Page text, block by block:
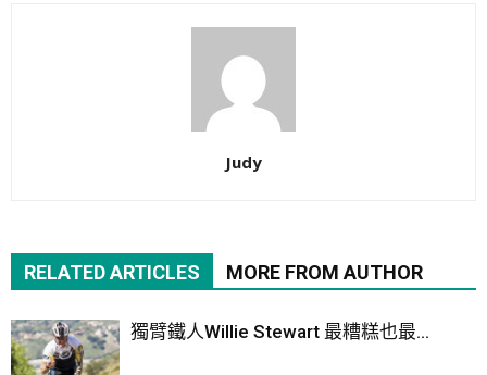
Judy
RELATED ARTICLES MORE FROM AUTHOR
獨臂鐵人Willie Stewart 最糟糕也最...